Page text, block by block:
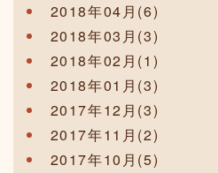
2018年04月(6)
2018年03月(3)
2018年02月(1)
2018年01月(3)
2017年12月(3)
2017年11月(2)
2017年10月(5)